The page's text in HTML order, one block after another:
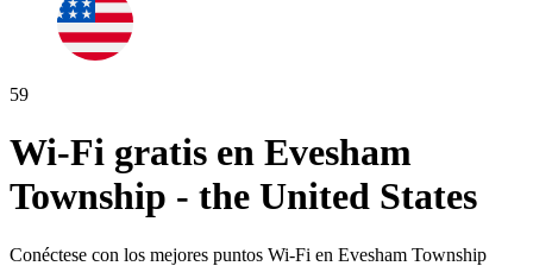
59
Wi-Fi gratis en Evesham
Township - the United States
Conéctese con los mejores puntos Wi-Fi en Evesham Township